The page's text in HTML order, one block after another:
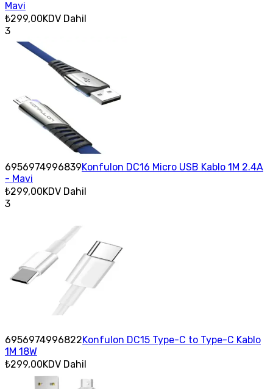
Mavi
₺299,00KDV Dahil
3
6956974996839Konfulon DC16 Micro USB Kablo 1M 2.4A
- Mavi
₺299,00KDV Dahil
3
6956974996822Konfulon DC15 Type-C to Type-C Kablo
1M 18W
₺299,00KDV Dahil